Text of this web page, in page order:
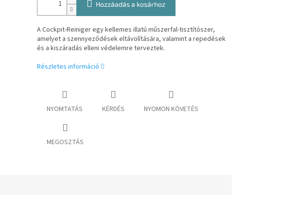
Hozzáadás a kosárhoz
A Cockpit-Reiniger egy kellemes illatú műszerfal-tisztítószer,
amelyet a szennyeződések eltávolítására, valamint a repedések
és a kiszáradás elleni védelemre terveztek.
Részletes információ
NYOMTATÁS KÉRDÉS NYOMON KÖVETÉS
MEGOSZTÁS